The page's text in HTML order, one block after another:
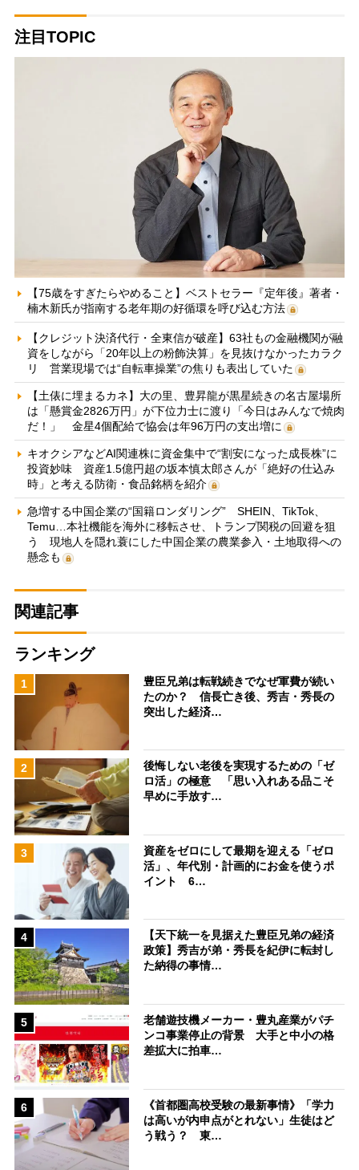
注目TOPIC
【75歳をすぎたらやめること】ベストセラー『定年後』著者・
楠木新氏が指南する老年期の好循環を呼び込む方法
【クレジット決済代行・全東信が破産】63社もの金融機関が融
資をしながら「20年以上の粉飾決算」を見抜けなかったカラク
リ 営業現場では“自転車操業”の焦りも表出していた
【土俵に埋まるカネ】大の里、豊昇龍が黒星続きの名古屋場所
は「懸賞金2826万円」が下位力士に渡り「今日はみんなで焼肉
だ！」 金星4個配給で協会は年96万円の支出増に
キオクシアなどAI関連株に資金集中で“割安になった成長株”に
投資妙味 資産1.5億円超の坂本慎太郎さんが「絶好の仕込み
時」と考える防衛・食品銘柄を紹介
急増する中国企業の“国籍ロンダリング” SHEIN、TikTok、
Temu…本社機能を海外に移転させ、トランプ関税の回避を狙
う 現地人を隠れ蓑にした中国企業の農業参入・土地取得への
懸念も
関連記事
ランキング
1
豊臣兄弟は転戦続きでなぜ軍費が続い
たのか？ 信長亡き後、秀吉・秀長の
突出した経済…
2
後悔しない老後を実現するための「ゼ
ロ活」の極意 「思い入れある品こそ
早めに手放す…
3
資産をゼロにして最期を迎える「ゼロ
活」、年代別・計画的にお金を使うポ
イント 6…
4
【天下統一を見据えた豊臣兄弟の経済
政策】秀吉が弟・秀長を紀伊に転封し
た納得の事情…
5
老舗遊技機メーカー・豊丸産業がパチ
ンコ事業停止の背景 大手と中小の格
差拡大に拍車…
6
《首都圏高校受験の最新事情》「学力
は高いが内申点がとれない」生徒はど
う戦う？ 東…